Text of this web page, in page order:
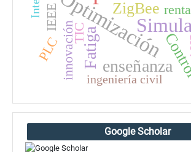
Optimización
Fatiga enseñanza
ZigBee
TIC
innovación
PLC
ingeniería civil
Google Scholar